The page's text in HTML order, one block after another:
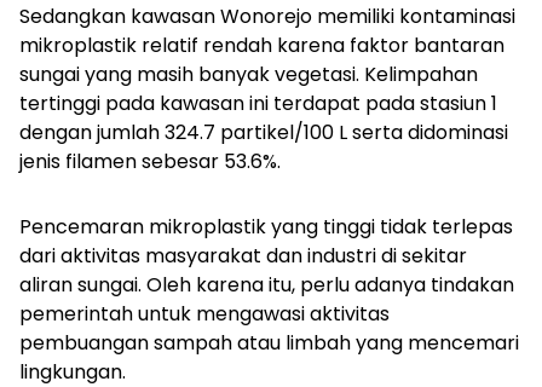
Sedangkan kawasan Wonorejo memiliki kontaminasi
mikroplastik relatif rendah karena faktor bantaran
sungai yang masih banyak vegetasi. Kelimpahan
tertinggi pada kawasan ini terdapat pada stasiun 1
dengan jumlah 324.7 partikel/100 L serta didominasi
jenis filamen sebesar 53.6%.
Pencemaran mikroplastik yang tinggi tidak terlepas
dari aktivitas masyarakat dan industri di sekitar
aliran sungai. Oleh karena itu, perlu adanya tindakan
pemerintah untuk mengawasi aktivitas
pembuangan sampah atau limbah yang mencemari
lingkungan.